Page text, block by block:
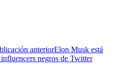
anteriorElon Musk está
negros de Twitter